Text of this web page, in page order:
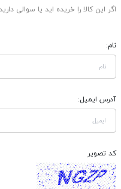
اگر این کالا را خریده اید یا سوالی
نام:
آدرس ایمیل:
کد تصویر